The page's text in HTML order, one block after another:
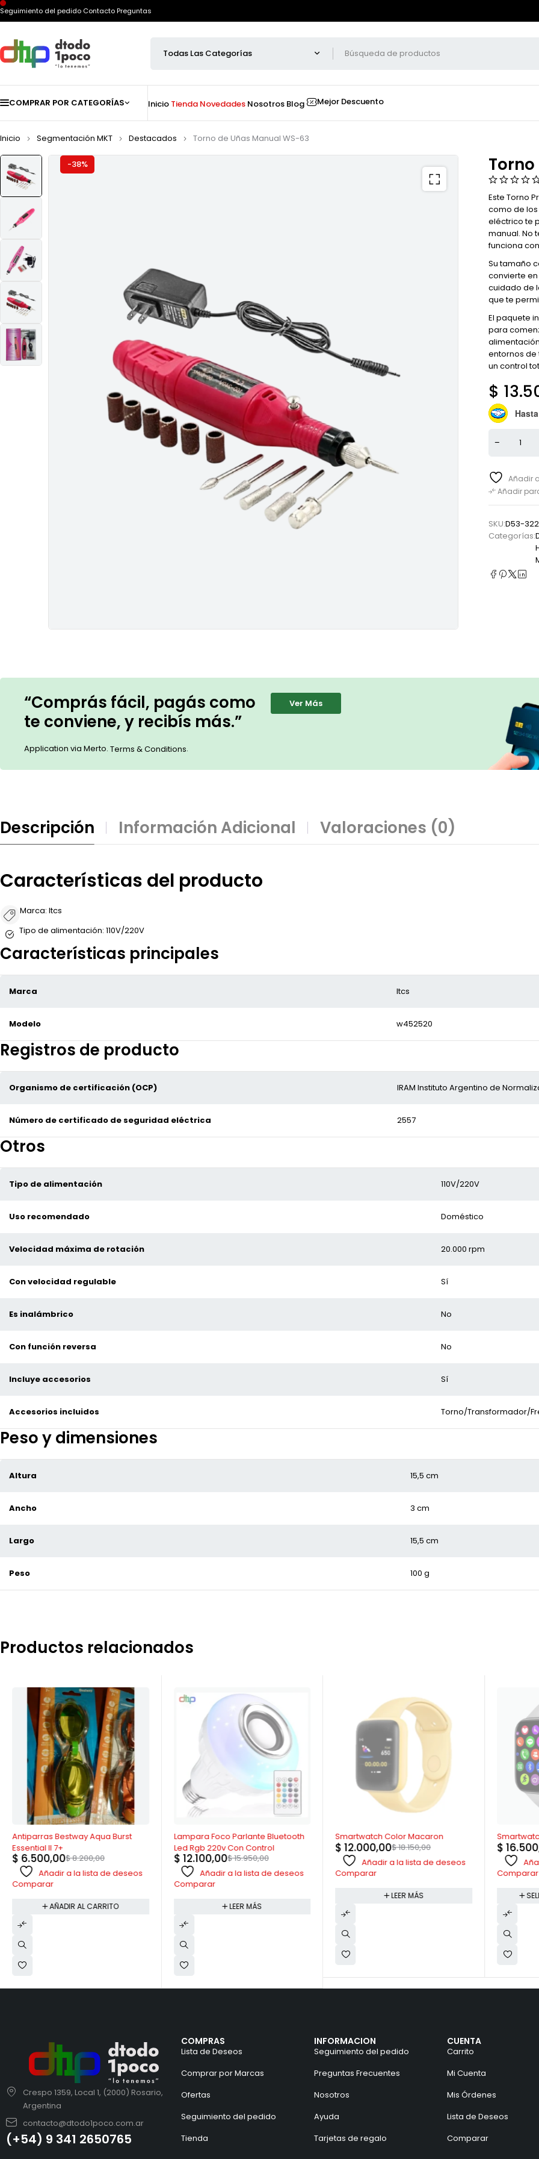
Seguimiento del pedido ContactoPreguntas
COMPRAR POR CATEGORÍAS Inicio Tienda Novedades Nosotros Blog Mejor Descuento
Inicio Segmentación MKT Destacados Torno de Uñas Manual WS-63
-38%
Este Torno
como de
eléctrico te
manual. No
funciona
Su tamaño
convierte
cuidado de
que te
El paquete
para
entornos de
un control
$
Añadir
Añadir
SKU:D53-
Categorías:
“Comprás fácil, pagás como
te conviene, y recibís más.”
Application via Merto. Terms & Conditions.
Ver Más
Descripción Información Adicional Valoraciones (0)
Características del producto
Marca: ltcs
Tipo de alimentación: 110V/220V
Características principales
Marca ltcs
Modelo w452520
Registros de producto
Organismo de certificación (OCP) IRAM Instituto Argentino de
Número de certificado de seguridad eléctrica 2557
Otros
Tipo de alimentación 110V/220V
Uso recomendado Doméstico
Velocidad máxima de rotación 20.000 rpm
Con velocidad regulable Sí
Es inalámbrico No
Con función reversa No
Incluye accesorios Sí
Accesorios incluidos Torno/Transformador/
Peso y dimensiones
Altura 15,5 cm
Ancho 3 cm
Largo 15,5 cm
Peso 100 g
Productos relacionados
-21%
Antiparras Bestway Aqua Burst
Essential II 7+
$8.200,00
$ 6.500,00
Añadir a la lista de deseos
Comparar
AÑADIR AL CARRITO
AGOTADO
Lampara Foco Parlante Bluetooth
Led Rgb 220v Con Control
$15.950,00
$ 12.100,00
Añadir a la lista de deseos
Comparar
LEER MÁS
AGOTADO
Smartwatch Color Macaron
$18.150,00
$ 12.000,00
Añadir a la lista de deseos
Comparar
LEER MÁS
AGOTADO
$
Comparar
Crespo 1359, Local 1, (2000) Rosario,
Argentina
contacto@dtodo1poco.com.ar
(+54) 9 341 2650765
COMPRAS
Lista de Deseos
Comprar por Marcas
Ofertas
Seguimiento del pedido
Tienda
INFORMACION
Seguimiento del pedido
Preguntas Frecuentes
Nosotros
Ayuda
Tarjetas de regalo
CUENTA
Carrito
Mi Cuenta
Mis Órdenes
Lista de Deseos
Comparar